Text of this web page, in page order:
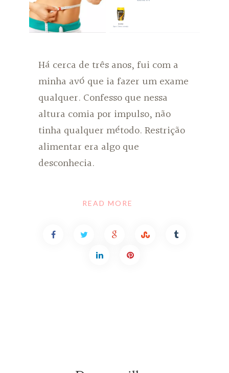
Há cerca de três anos, fui com a
minha avó que ia fazer um exame
qualquer. Confesso que nessa
altura comia por impulso, não
tinha qualquer método. Restrição
alimentar era algo que
desconhecia.
READ MORE